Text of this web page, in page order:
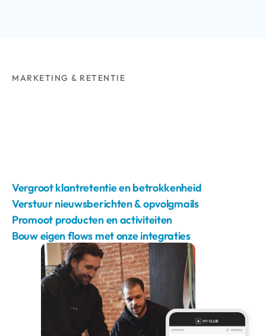
MARKETING & RETENTIE
Vergroot klantretentie en betrokkenheid
Verstuur nieuwsberichten & opvolgmails
Promoot producten en activiteiten
Bouw eigen flows met onze integraties